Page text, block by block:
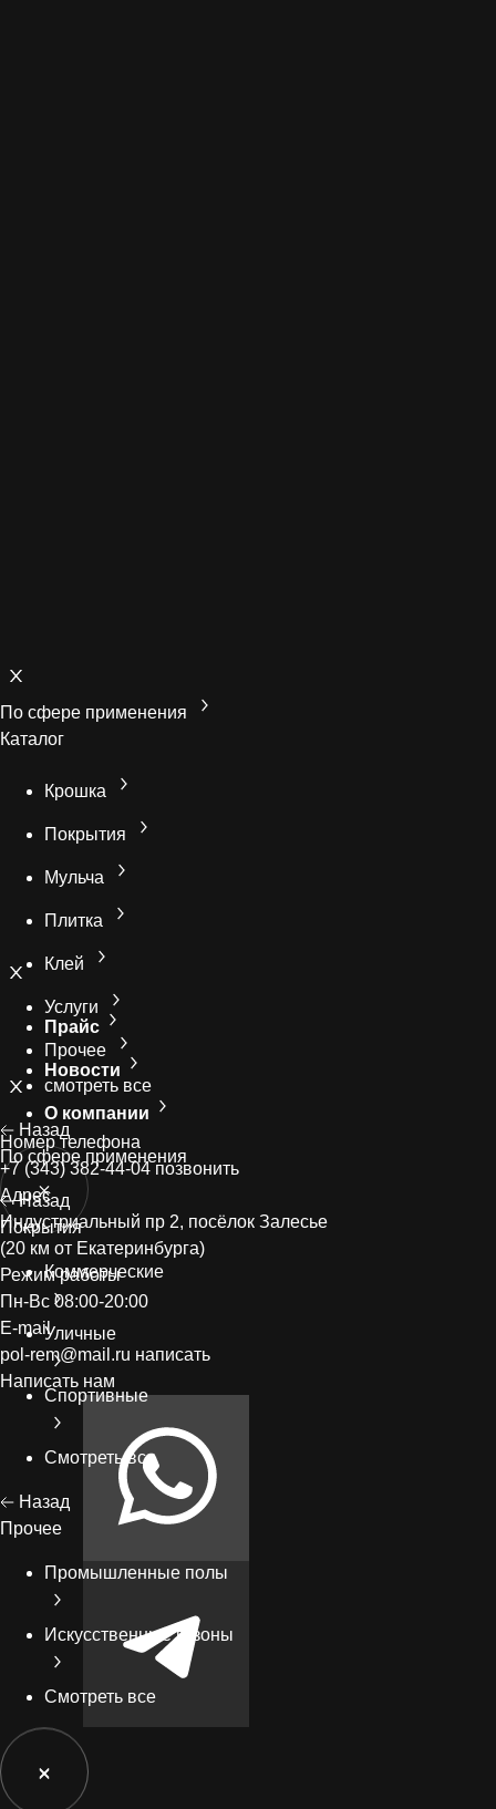
По сфере применения
Каталог
Крошка
Покрытия
Мульча
Плитка
Клей
Услуги
Прочее
смотреть все
Назад
По сфере применения
Назад
Покрытия
Коммерческие
Уличные
Спортивные
Смотреть все
Назад
Прочее
Промышленные полы
Искусственные газоны
Смотреть все
Номер телефонa
+7 (343) 382-44-04позвонить
Адрес
Индустриальный пр 2, посёлок Залесье
(20 км от Екатеринбурга)
Режим работы
Пн-Вс 08:00-20:00
E-mail
pol-rem@mail.ru написать
Написать нам
Прайс
Новости
О компании